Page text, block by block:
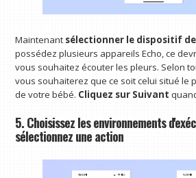
Maintenant sélectionner le dispositif
possédez plusieurs appareils Echo, ce
vous souhaitez écouter les pleurs. Selon
vous souhaiterez que ce soit celui situé le
de votre bébé. Cliquez sur Suivant
5. Choisissez les environnements
sélectionnez une action